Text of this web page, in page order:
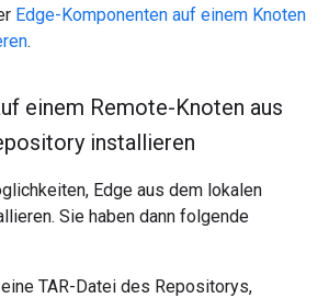
Edge-Komponenten auf einem Knoten
.
einem Remote-Knoten aus
installieren
Edge aus dem lokalen
Sie haben dann folgende
TAR-Datei des Repositorys,